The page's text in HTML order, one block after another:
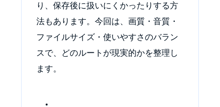
り、保存後に扱いにくかったりする方
法もあります。今回は、画質・音質・
ファイルサイズ・使いやすさのバラン
スで、どのルートが現実的かを整理し
ます。